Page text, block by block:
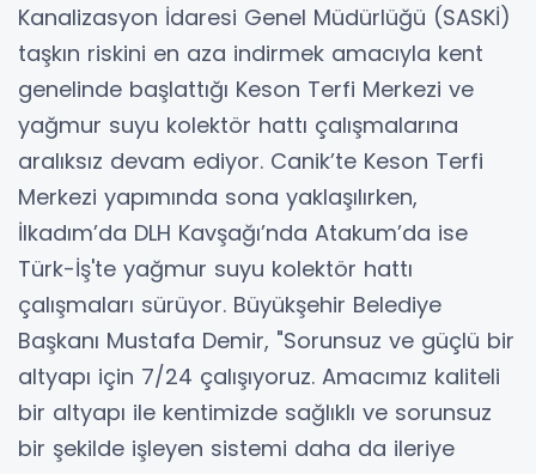
Kanalizasyon İdaresi Genel Müdürlüğü (SASKİ)
taşkın riskini en aza indirmek amacıyla kent
genelinde başlattığı Keson Terfi Merkezi ve
yağmur suyu kolektör hattı çalışmalarına
aralıksız devam ediyor. Canik’te Keson Terfi
Merkezi yapımında sona yaklaşılırken,
İlkadım’da DLH Kavşağı’nda Atakum’da ise
Türk-İş'te yağmur suyu kolektör hattı
çalışmaları sürüyor. Büyükşehir Belediye
Başkanı Mustafa Demir, "Sorunsuz ve güçlü bir
altyapı için 7/24 çalışıyoruz. Amacımız kaliteli
bir altyapı ile kentimizde sağlıklı ve sorunsuz
bir şekilde işleyen sistemi daha da ileriye